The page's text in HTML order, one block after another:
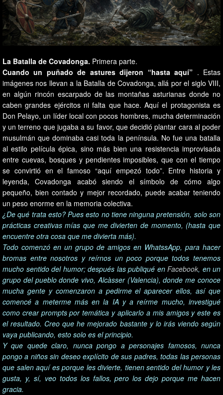
La Batalla de Covadonga. Primera parte.
Cuando un puñado de astures dijeron “hasta aquí” . Estas
imágenes nos llevan a la Batalla de Covadonga, allá por el siglo VIII,
en algún rincón escarpado de las montañas asturianas donde no
caben grandes ejércitos ni falta que hace. Aquí el protagonista es
Don Pelayo, un líder local con pocos hombres, mucha determinación
y un terreno que jugaba a su favor, que decidió plantar cara al poder
musulmán que dominaba casi toda la península. No fue una batalla
al estilo película épica, sino más bien una resistencia improvisada
entre cuevas, bosques y pendientes imposibles, que con el tiempo
se convirtió en el famoso “aquí empezó todo”. Entre historia y
leyenda, Covadonga acabó siendo el símbolo de cómo algo
pequeño, bien contado y mejor recordado, puede acabar teniendo
un peso enorme en la memoria colectiva.
¿De qué trata esto? Pues esto no tiene ninguna pretensión, solo son
prácticas creativas mías que me divierten de momento, (hasta que
encuentre otra cosa que me divierta más).
Todo comenzó en un grupo de amigos en WhatssApp, para hacer
bromas entre nosotros y reírnos un poco porque todos tenemos
mucho sentido del humor; después las publiqué en Facebook, en un
grupo del pueblo donde vivo, Alcàsser (Valencia), donde me conoce
mucha gente y comenzaron a pedirme el aparecer ellos, así que
comencé a meterme más en la IA y a reírme mucho, investigué
como crear prompts por temática y aplicarlo a mis amigos y este es
el resultado. Creo que he mejorado bastante y lo irás viendo según
vaya publicando, esto solo es el principio.
Y que quede claro, nunca pongo a personajes famosos, nunca
pongo a niños sin deseo explícito de sus padres, todas las personas
que salen aquí es porque les divierte, tienen sentido del humor y les
gusta, y, sí, veo todos los fallos, pero los dejo porque me hacen
gracia.